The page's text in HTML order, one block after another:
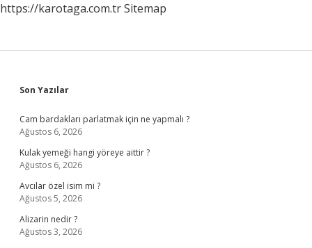
https://karotaga.com.trSitemap
Sidebar
Son Yazılar
Cam bardakları parlatmak için ne yapmalı ?
Ağustos 6, 2026
Kulak yemeği hangi yöreye aittir ?
Ağustos 6, 2026
Avcılar özel isim mi ?
Ağustos 5, 2026
Alizarin nedir ?
Ağustos 3, 2026